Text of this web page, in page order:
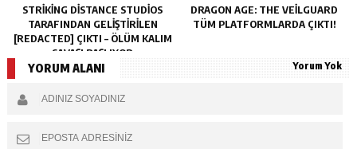
STRIKING DISTANCE STUDIOS
TARAFINDAN GELIŞTIRILEN
[REDACTED] ÇIKTI – ÖLÜM KALIM
SAVAŞI BAŞLIYOR
DRAGON AGE: THE VEILGUARD
TÜM PLATFORMLARDA ÇIKTI!
YORUM ALANI Yorum Yok